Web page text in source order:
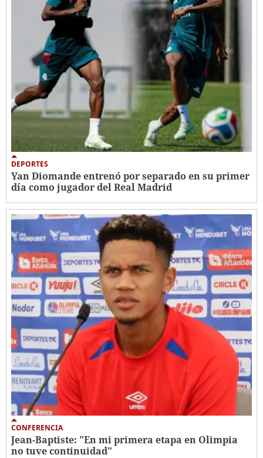
DEPORTES
Yan Diomande entrenó por separado en su primer
día como jugador del Real Madrid
CONFERENCIA
Jean-Baptiste: "En mi primera etapa en Olimpia
no tuve continuidad"